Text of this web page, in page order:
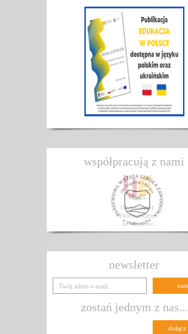
współpracują z nami
newsletter
zostań jednym z nas...